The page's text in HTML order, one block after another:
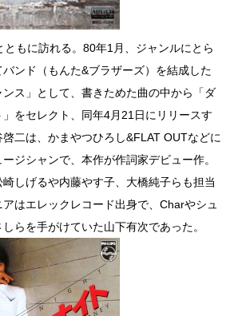
もに訪れる。80年1月、ジャンルにとら
ンド（もんた&ブラザーズ）を結成した
ス」として、書きためた曲の中から「ダ
をセレクト、同年4月21日にリリースす
二は、かまやつひろし&FLAT OUTなどに
ジシャンで、本作が作詞家デビュー作。
しげるや内藤やす子、大橋純子らも担当
はエレックレコード出身で、Charやシュ
らを手がけていた山下有次であった。